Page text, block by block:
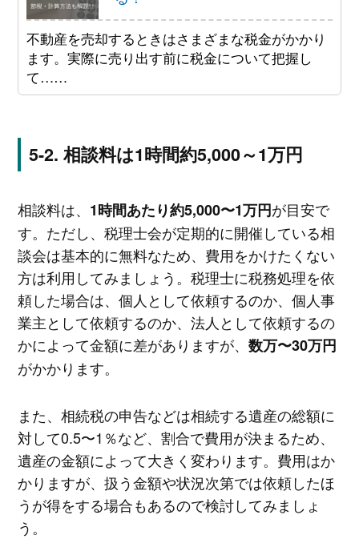
不動産を売却するときはさまざまな税金がかかり
ます。実際に売り出す前に税金について把握し
て……
相談料は1時間約5,000～1万円
相談料は、 1時間あたり約5,000〜1万円が目安で
す。ただし、税理士会が定期的に開催している相
談会は基本的に無料なため、費用をかけたくない
方は利用してみましょう。税理士に税務処理を依
頼した場合は、個人として依頼するのか、個人事
業主として依頼するのか、法人として依頼するの
かによって金額に差がありますが、 数万〜30万円
がかかります。
また、相続税の申告などは相続する遺産の総額に
対して0.5〜1％など、割合で費用が決まるため、
遺産の金額によって大きく変わります。費用はか
かりますが、扱う金額や状況次第では依頼したほ
うが得をする場合もあるので検討してみましょ
う。